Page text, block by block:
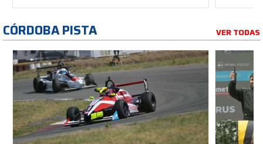
CÓRDOBA PISTA VER TODAS